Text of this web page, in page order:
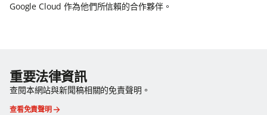
Google Cloud 作為他們所信賴的合作夥伴。
重要法律資訊
查閱本網站與新聞稿相關的免責聲明。
查看免責聲明